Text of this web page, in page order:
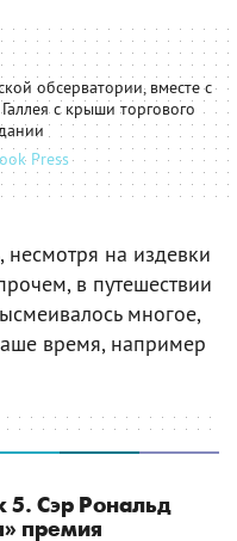
обсерватории, вместе с
с крыши торгового
Press
несмотря на издевки
в путешествии
многое,
время, например
5. Сэр Рональд
премия